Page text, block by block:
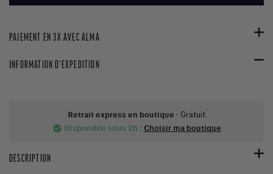
PAIEMENT EN 3X AVEC ALMA
INFORMATION D'EXPEDITION
Retrait express en boutique - Gratuit
check_circle Disponible sous 2h : Choisir ma boutique
DESCRIPTION